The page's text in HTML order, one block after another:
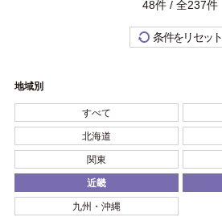
48件 / 全237件
条件をリセット
地域別
すべて
北海道
関東
近畿
九州・沖縄